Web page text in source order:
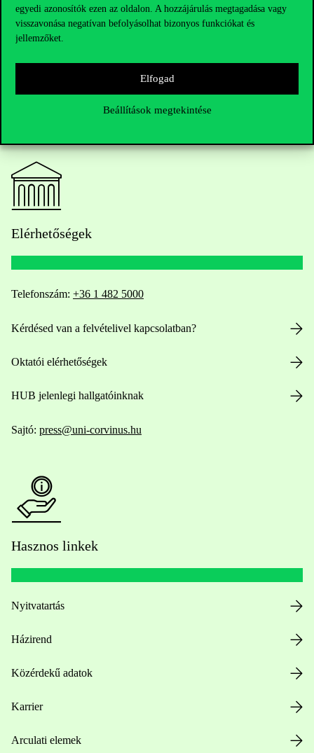
egyedi azonosítók ezen az oldalon. A hozzájárulás megtagadása vagy
visszavonása negatívan befolyásolhat bizonyos funkciókat és
jellemzőket.
Elfogad
Beállítások megtekintése
Elérhetőségek
Telefonszám: +36 1 482 5000
Kérdésed van a felvételivel kapcsolatban?
Oktatói elérhetőségek
HUB jelenlegi hallgatóinknak
Sajtó: press@uni-corvinus.hu
Hasznos linkek
Nyitvatartás
Házirend
Közérdekű adatok
Karrier
Arculati elemek